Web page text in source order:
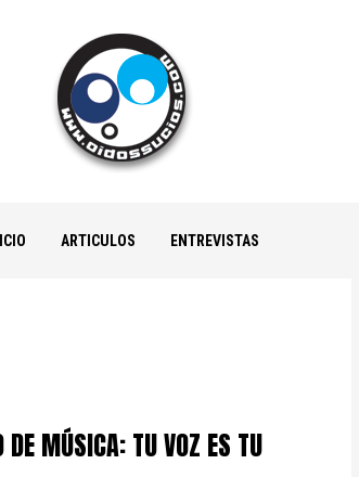
ARTICULOS ENTREVISTAS
DE MÚSICA: TU VOZ ES TU